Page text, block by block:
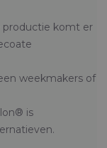
productie komt er
weekmakers of
is